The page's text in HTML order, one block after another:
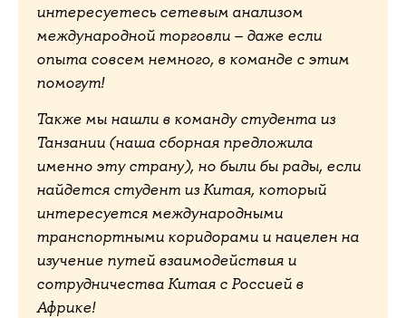
интересуетесь сетевым анализом
международной торговли – даже если
опыта совсем немного, в команде с этим
помогут!
Также мы нашли в команду студента из
Танзании (наша сборная предложила
именно эту страну), но были бы рады, если
найдется студент из Китая, который
интересуется международными
транспортными коридорами и нацелен на
изучение путей взаимодействия и
сотрудничества Китая с Россией в
Африке!